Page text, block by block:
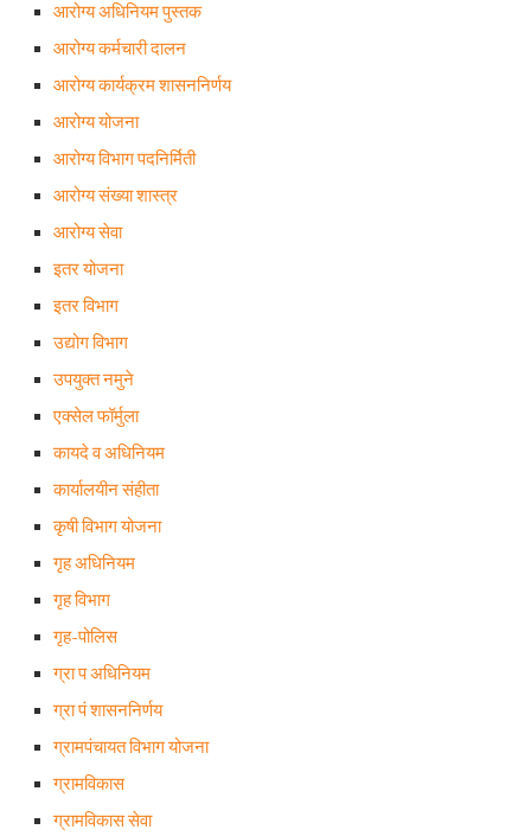
आरोग्य अधिनियम पुस्तक
आरोग्य कर्मचारी दालन
आरोग्य कार्यक्रम शासननिर्णय
आरोग्य योजना
आरोग्य विभाग पदनिर्मिती
आरोग्य संख्या शास्त्र
आरोग्य सेवा
इतर योजना
इतर विभाग
उद्योग विभाग
उपयुक्त नमुने
एक्सेल फॉर्मुला
कायदे व अधिनियम
कार्यालयीन संहीता
कृषी विभाग योजना
गृह अधिनियम
गृह विभाग
गृह-पोलिस
ग्रा प अधिनियम
ग्रा पं शासननिर्णय
ग्रामपंचायत विभाग योजना
ग्रामविकास
ग्रामविकास सेवा